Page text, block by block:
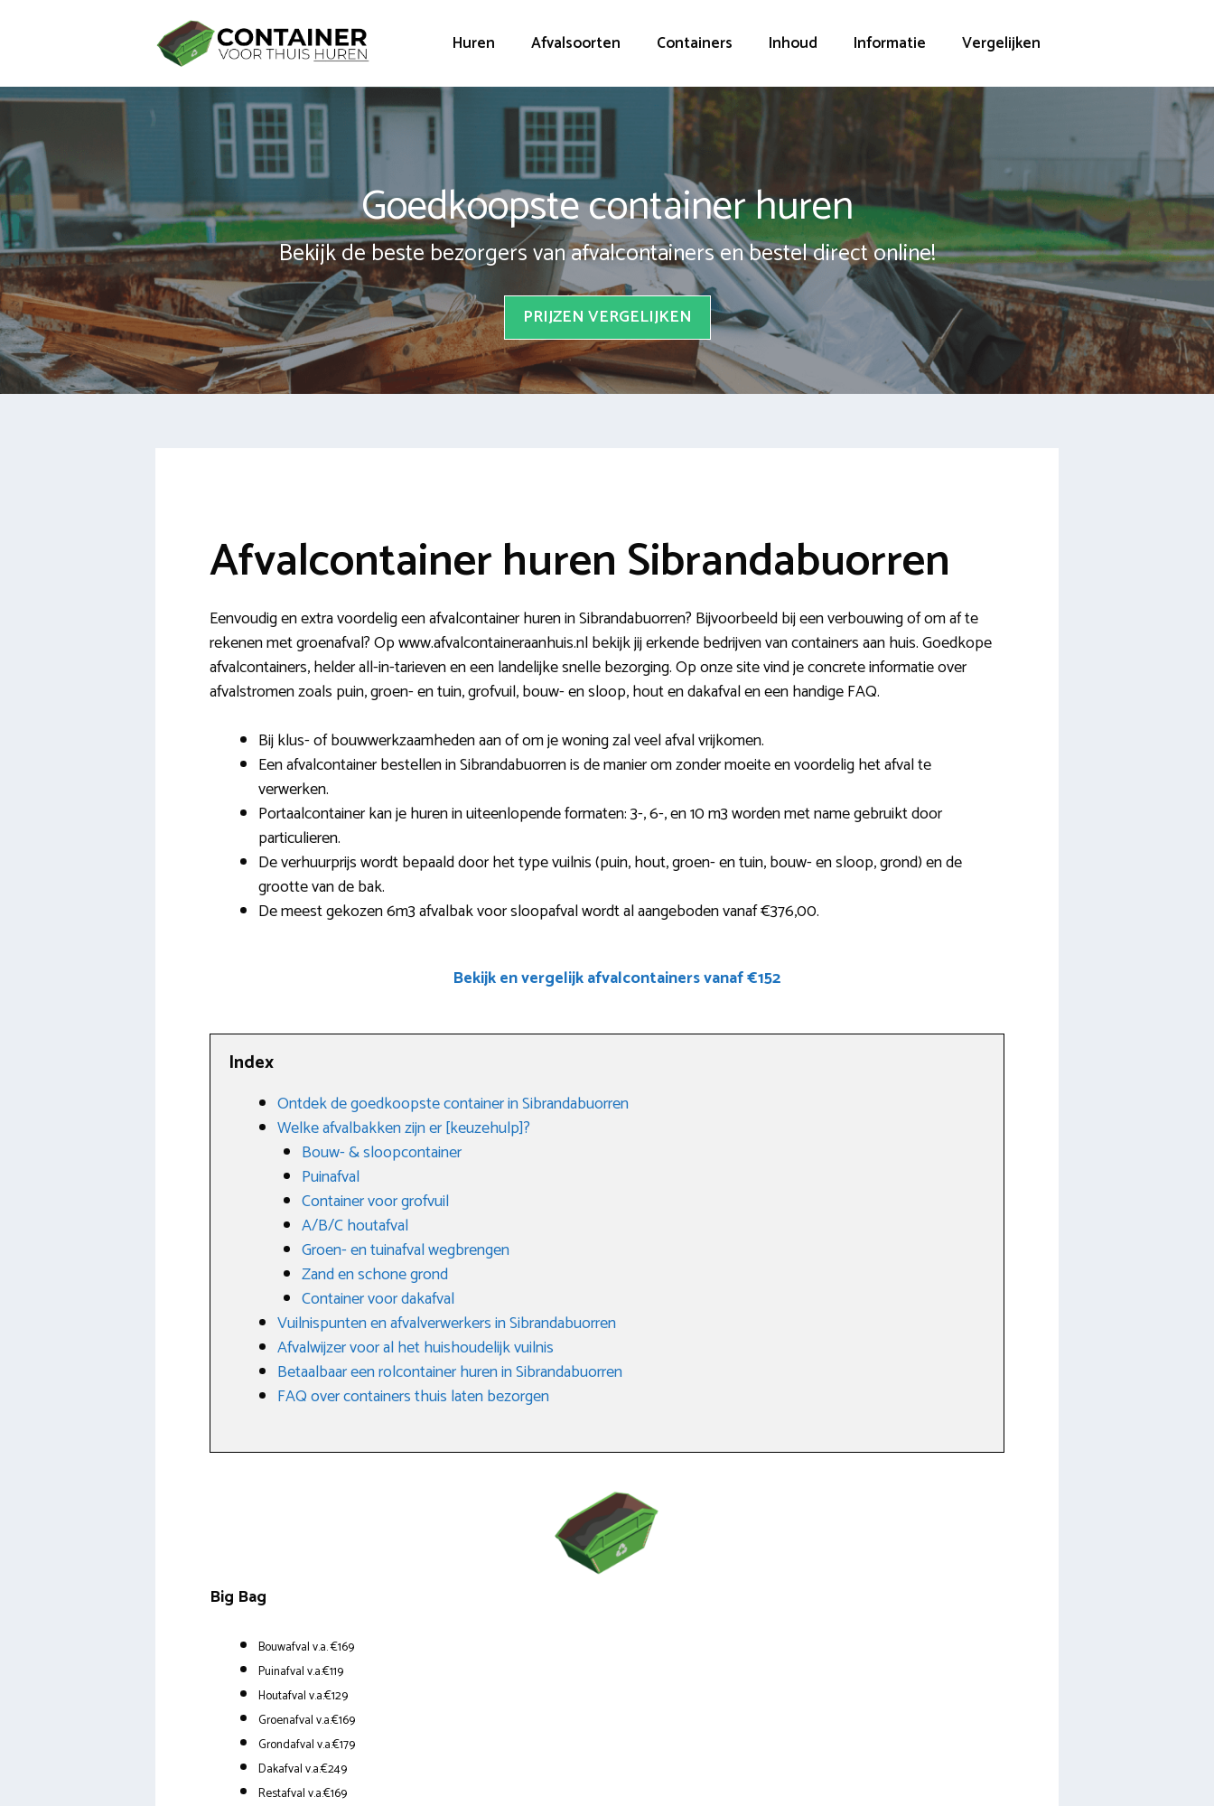
Huren Afvalsoorten Containers Inhoud Informatie Vergelijken
Goedkoopste container huren
Bekijk de beste bezorgers van afvalcontainers en bestel direct online!
PRIJZEN VERGELIJKEN
Afvalcontainer huren Sibrandabuorren
Eenvoudig en extra voordelig een afvalcontainer huren in Sibrandabuorren? Bijvoorbeeld bij een verbouwing of om af te
rekenen met groenafval? Op www.afvalcontaineraanhuis.nl bekijk jij erkende bedrijven van containers aan huis. Goedkope
afvalcontainers, helder all-in-tarieven en een landelijke snelle bezorging. Op onze site vind je concrete informatie over
afvalstromen zoals puin, groen- en tuin, grofvuil, bouw- en sloop, hout en dakafval en een handige FAQ.
Bij klus- of bouwwerkzaamheden aan of om je woning zal veel afval vrijkomen.
Een afvalcontainer bestellen in Sibrandabuorren is de manier om zonder moeite en voordelig het afval te
verwerken.
Portaalcontainer kan je huren in uiteenlopende formaten: 3-, 6-, en 10 m3 worden met name gebruikt door
particulieren.
De verhuurprijs wordt bepaald door het type vuilnis (puin, hout, groen- en tuin, bouw- en sloop, grond) en de
grootte van de bak.
De meest gekozen 6m3 afvalbak voor sloopafval wordt al aangeboden vanaf €376,00.
Bekijk en vergelijk afvalcontainers vanaf €152
Index
Ontdek de goedkoopste container in Sibrandabuorren
Welke afvalbakken zijn er [keuzehulp]?
Bouw- & sloopcontainer
Puinafval
Container voor grofvuil
A/B/C houtafval
Groen- en tuinafval wegbrengen
Zand en schone grond
Container voor dakafval
Vuilnispunten en afvalverwerkers in Sibrandabuorren
Afvalwijzer voor al het huishoudelijk vuilnis
Betaalbaar een rolcontainer huren in Sibrandabuorren
FAQ over containers thuis laten bezorgen
Big Bag
Bouwafval v.a. €169
Puinafval v.a.€119
Houtafval v.a.€129
Groenafval v.a.€169
Grondafval v.a.€179
Dakafval v.a.€249
Restafval v.a.€169